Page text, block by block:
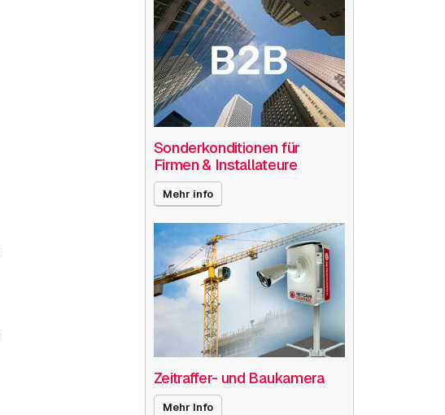
Sonderkonditionen für
Firmen & Installateure
Mehr info
Zeitraffer- und Baukamera
Mehr Info